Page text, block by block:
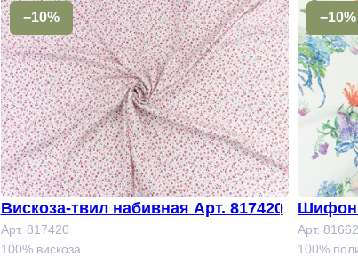
−10%
Вискоза-твил набивная Арт. 817420
Арт. 817420
100% вискоза
−10%
Шифон
Арт.
100%